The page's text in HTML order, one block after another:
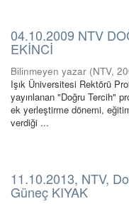
04.10.2009 NTV
EKİNCİ
Bilinmeyen yazar (NTV,
Işık Üniversitesi Rektörü
yayınlanan "Doğru Tercih"
ek yerleştirme dönemi,
verdiği ...
11.10.2013, NTV,
Güneç KIYAK